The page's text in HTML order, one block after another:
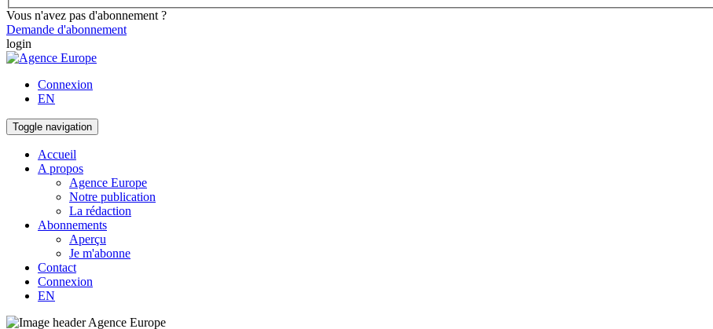
Vous n'avez pas d'abonnement ?
Demande d'abonnement
login
Connexion
EN
Toggle navigation
Accueil
A propos
Agence Europe
Notre publication
La rédaction
Abonnements
Aperçu
Je m'abonne
Contact
Connexion
EN